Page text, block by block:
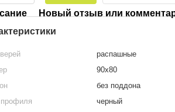
Новый отзыв или
распашные
90x80
без поддона
черный